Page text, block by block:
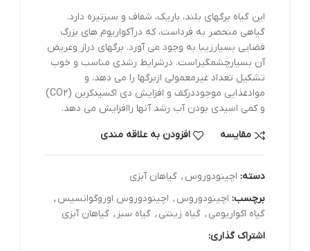
این گیاه برگهای بلند، باریک، شفاف و سبزتیره دارد.
گیاهی منحصر به فرداست، که درآکواریوم های بزرگ
فضایی بسیارزیبا به وجود می آورد. برگهای دراز وعریض
آن بسیارچشمگیراست. درشرایط رشدی مناسب و خوب
تشکیل تعداد غیرمعمولی ازبرگها را می دهد. و
موادغذایی موجوددرکف و افزایش دی اکسیدکربن (CO2)
و کمی اسیدی بودن آب رشد آنها راافزایش می دهد.
مقایسه افزودن به علاقه مندی
دسته: اچینودوروس , گیاهان آبزی
برچسب: اچینودوروس , اچینودوروس اوروگوانسیس ,
گیاه اکواریومی , گیاه زینتی , گیاه سبز , گیاهان آبزی
اشتراک گذاری: